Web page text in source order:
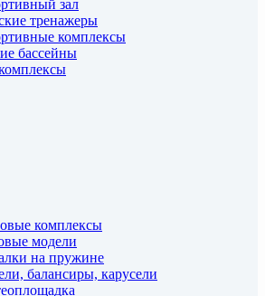
зал
тренажеры
комплексы
бассейны
комплексы
модели
на пружине
балансиры, карусели